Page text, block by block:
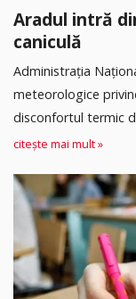
Aradul intră
caniculă
Administrația
meteorologice
disconfortul termic
citește mai mult »